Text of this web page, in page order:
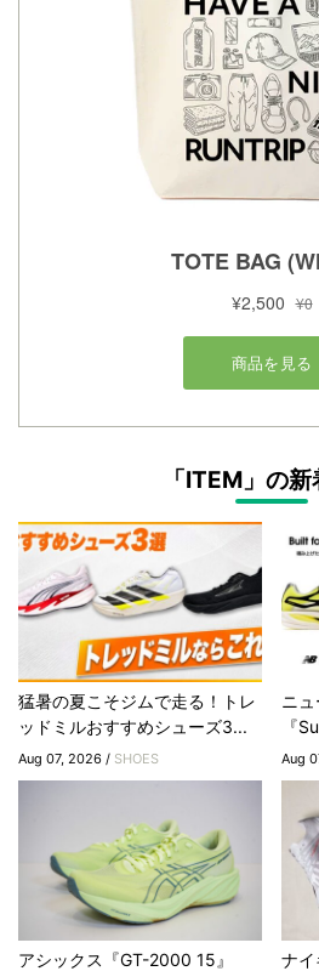
「ITEM」の
猛暑の夏こそジムで走る！トレ
ッドミルおすすめシューズ3...
Aug 07, 2026 / SHOES
ニ
『
Aug
アシックス『GT-2000 15』
ナ